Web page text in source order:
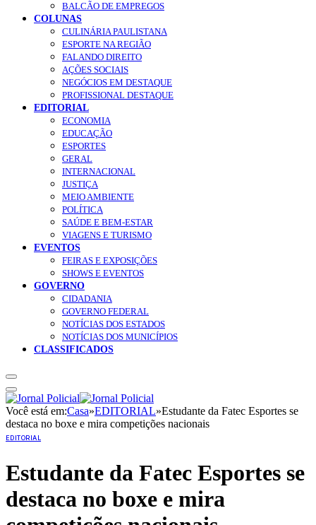
BALCÃO DE EMPREGOS
COLUNAS
CULINÁRIA PAULISTANA
ESPORTE NA REGIÃO
FALANDO DIREITO
AÇÕES SOCIAIS
NEGÓCIOS EM DESTAQUE
PROFISSIONAL DESTAQUE
EDITORIAL
ECONOMIA
EDUCAÇÃO
ESPORTES
GERAL
INTERNACIONAL
JUSTIÇA
MEIO AMBIENTE
POLÍTICA
SAÚDE E BEM-ESTAR
VIAGENS E TURISMO
EVENTOS
FEIRAS E EXPOSIÇÕES
SHOWS E EVENTOS
GOVERNO
CIDADANIA
GOVERNO FEDERAL
NOTÍCIAS DOS ESTADOS
NOTÍCIAS DOS MUNICÍPIOS
CLASSIFICADOS
Você está em:Casa»EDITORIAL»Estudante da Fatec Esportes se
destaca no boxe e mira competições nacionais
EDITORIAL
Estudante da Fatec Esportes se
destaca no boxe e mira